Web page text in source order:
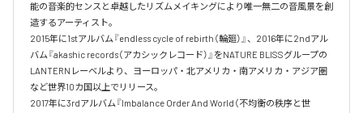
能の音楽的センスと卓越したリズムメイキングにより唯一無二の音風景を創
造するアーティスト。
2015年に1stアルバム『endless cycle of rebirth（輪廻）』、2016年に2ndアル
バム『akashic records（アカシックレコード）』をNATURE BLISSグループの
LANTERNレーベルより、ヨーロッパ・北アメリカ・南アメリカ・アジア圏
など世界10カ国以上でリリース。
2017年に3rdアルバム『Imbalance Order And World（不均衡の秩序と世